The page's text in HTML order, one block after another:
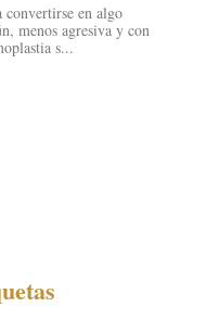
convertirse en algo
menos agresiva y con
s...